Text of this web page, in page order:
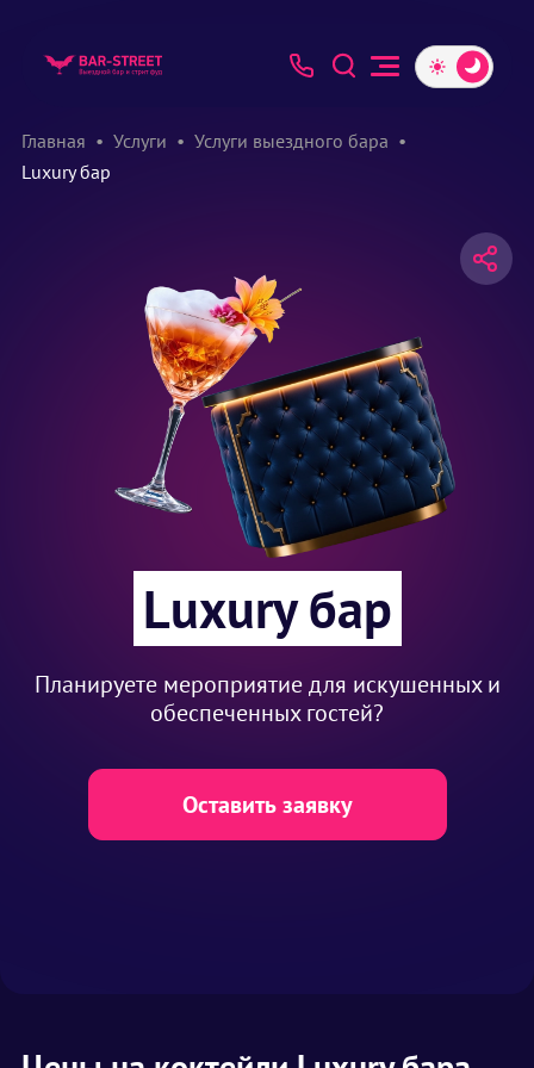
Главная Услуги
Услуги выездного бара
Luxury бар
Luxury бар
Планируете мероприятие для искушенных и
обеспеченных гостей?
Оставить заявку